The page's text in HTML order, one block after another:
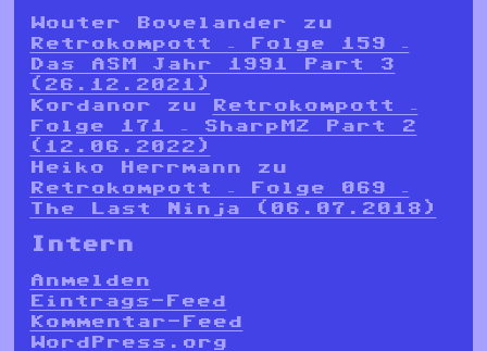
Wouter Bovelander zu
Retrokompott – Folge 159 –
Das ASM Jahr 1991 Part 3
(26.12.2021)
Kordanor zu
Retrokompott –
Folge 171 – SharpMZ Part 2
(12.06.2022)
Heiko Herrmann zu
Retrokompott – Folge 069 –
The Last Ninja (06.07.2018)
Intern
Anmelden
Eintrags-Feed
Kommentar-Feed
WordPress.org